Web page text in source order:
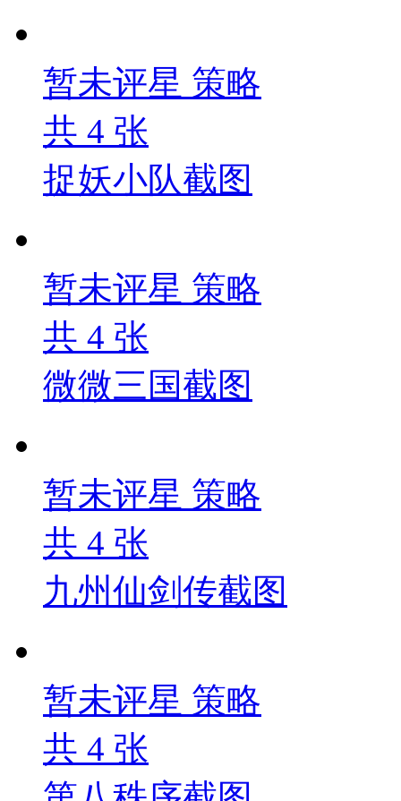
暂未评星 策略
共 4 张
捉妖小队截图
暂未评星 策略
共 4 张
微微三国截图
暂未评星 策略
共 4 张
九州仙剑传截图
暂未评星 策略
共 4 张